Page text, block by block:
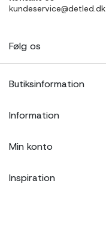
kundeservice@detled.dk
Følg os
Butiksinformation
Information
Min konto
Inspiration